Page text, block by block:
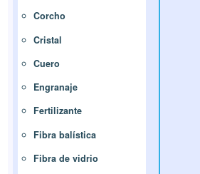
Corcho
Cristal
Cuero
Engranaje
Fertilizante
Fibra balística
Fibra de vidrio